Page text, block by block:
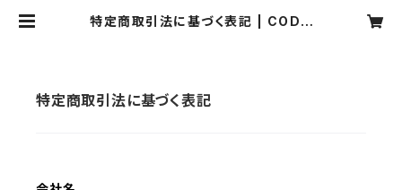
特定商取引法に基づく表記 | CODD
特定商取引法に基づく表記